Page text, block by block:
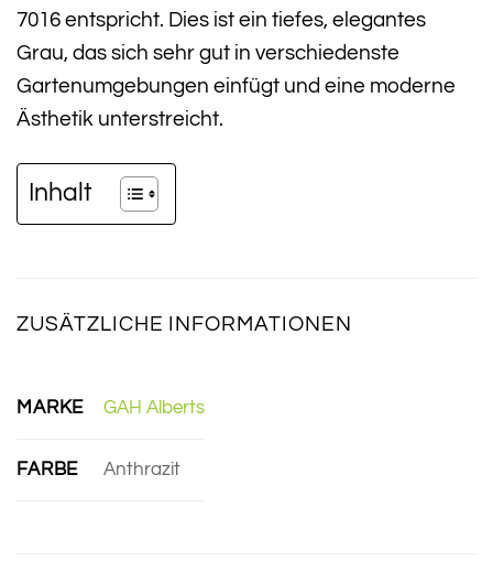
7016 entspricht. Dies ist ein tiefes, elegantes
Grau, das sich sehr gut in verschiedenste
Gartenumgebungen einfügt und eine moderne
Ästhetik unterstreicht.
Inhalt
ZUSÄTZLICHE INFORMATIONEN
MARKE GAH Alberts
FARBE Anthrazit